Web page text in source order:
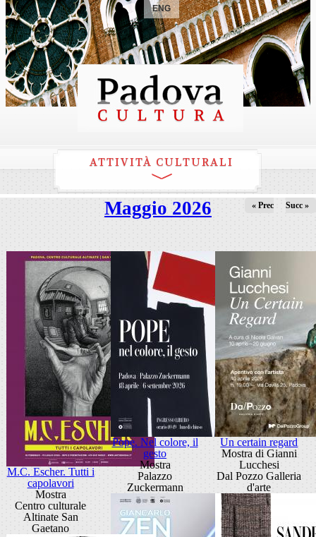
ENG
ATTIVITÀ CULTURALI
Maggio 2026 « Prec Succ »
M.C. Escher. Tutti i
capolavori
Mostra
Centro culturale
Altinate San
Gaetano
Pope. Nel colore, il
gesto
Mostra
Palazzo
Zuckermann
Un certain regard
Mostra di Gianni
Lucchesi
Dal Pozzo Galleria
d'arte